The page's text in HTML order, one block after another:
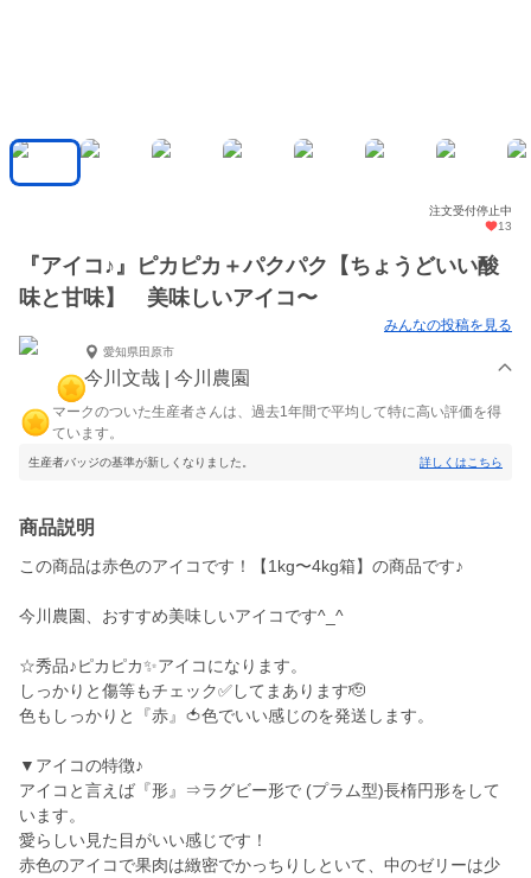
注文受付停止中
13
『アイコ♪』ピカピカ＋パクパク【ちょうどいい酸
味と甘味】 美味しいアイコ〜
みんなの投稿を見る
愛知県田原市
今川文哉 | 今川農園
マークのついた生産者さんは、過去1年間で平均して特に高い評価を得
ています。
生産者バッジの基準が新しくなりました。 詳しくはこちら
商品説明
この商品は赤色のアイコです！【1kg〜4kg箱】の商品です♪
今川農園、おすすめ美味しいアイコです^_^
☆秀品♪ピカピカ✨アイコになります。
しっかりと傷等もチェック✅してまあります🫡
色もしっかりと『赤』🍅色でいい感じのを発送します。
▼アイコの特徴♪
アイコと言えば『形』⇒ラグビー形で (プラム型)長楕円形をして
います。
愛らしい見た目がいい感じです！
赤色のアイコで果肉は緻密でかっちりしといて、中のゼリーは少